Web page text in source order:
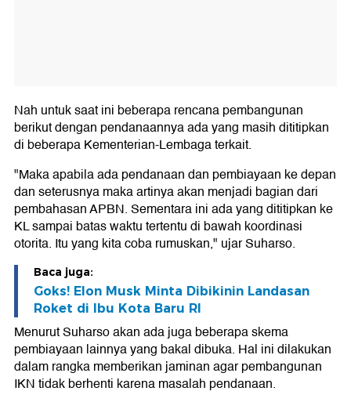
Nah untuk saat ini beberapa rencana pembangunan
berikut dengan pendanaannya ada yang masih dititipkan
di beberapa Kementerian-Lembaga terkait.
"Maka apabila ada pendanaan dan pembiayaan ke depan
dan seterusnya maka artinya akan menjadi bagian dari
pembahasan APBN. Sementara ini ada yang dititipkan ke
KL sampai batas waktu tertentu di bawah koordinasi
otorita. Itu yang kita coba rumuskan," ujar Suharso.
Baca juga:
Goks! Elon Musk Minta Dibikinin Landasan
Roket di Ibu Kota Baru RI
Menurut Suharso akan ada juga beberapa skema
pembiayaan lainnya yang bakal dibuka. Hal ini dilakukan
dalam rangka memberikan jaminan agar pembangunan
IKN tidak berhenti karena masalah pendanaan.